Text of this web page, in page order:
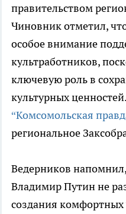
правительством
Чиновник отметил,
особое внимание
культработников,
ключевую роль в
культурных
“Комсомольская
региональное
Ведерников
Владимир Путин не
создания комфортных